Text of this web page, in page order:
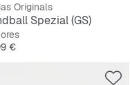
Originals
Spezial (GS)
€